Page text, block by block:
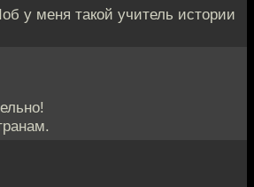
у меня такой учитель истории